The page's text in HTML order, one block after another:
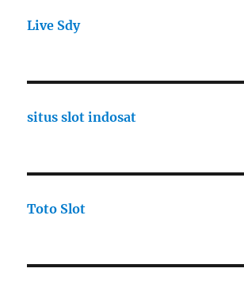
Live Sdy
situs slot indosat
Toto Slot